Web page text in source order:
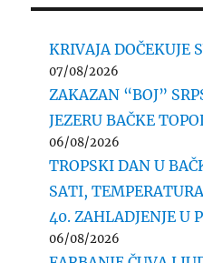
KRIVAJA DOČEKUJE
07/08/2026
ZAKAZAN “BOJ”
JEZERU BAČKE
06/08/2026
TROPSKI DAN U
SATI,
40. ZAHLADJENJE U
06/08/2026